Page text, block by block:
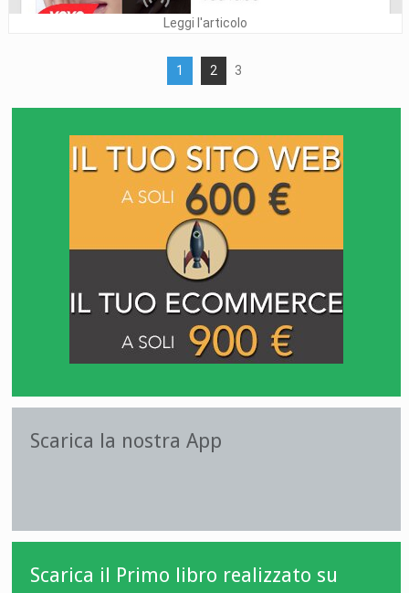
Leggi l'articolo
1 2 3
Scarica la nostra App
Scarica il Primo libro realizzato su